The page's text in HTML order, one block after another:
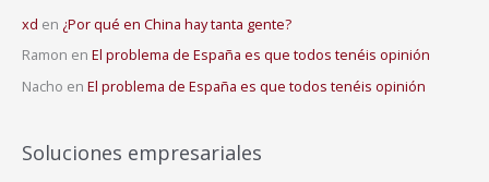
xd en ¿Por qué en China hay tanta gente?
Ramon en El problema de España es que todos tenéis opinión
Nacho en El problema de España es que todos tenéis opinión
Soluciones empresariales